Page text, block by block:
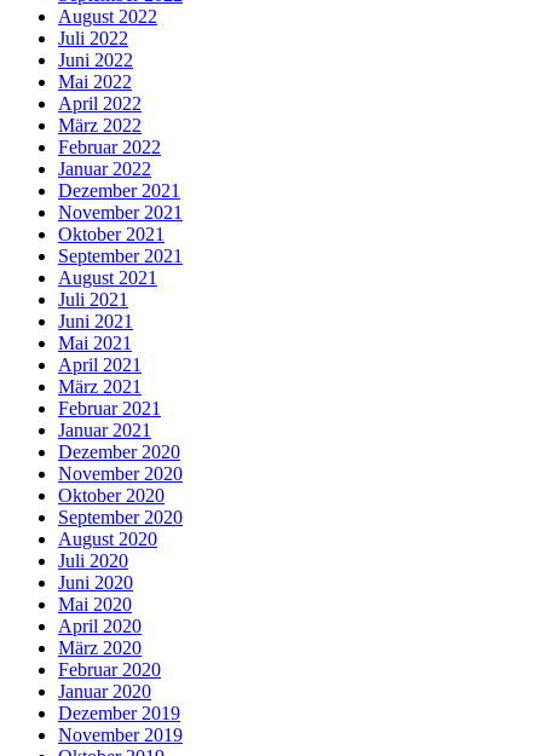
August 2022
Juli 2022
Juni 2022
Mai 2022
April 2022
März 2022
Februar 2022
Januar 2022
Dezember 2021
November 2021
Oktober 2021
September 2021
August 2021
Juli 2021
Juni 2021
Mai 2021
April 2021
März 2021
Februar 2021
Januar 2021
Dezember 2020
November 2020
Oktober 2020
September 2020
August 2020
Juli 2020
Juni 2020
Mai 2020
April 2020
März 2020
Februar 2020
Januar 2020
Dezember 2019
November 2019